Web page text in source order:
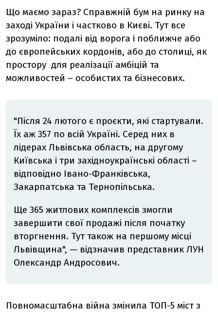
Що маємо зараз? Справжній бум на ринку на
заході України і частково в Києві. Тут все
зрозуміло: подалі від ворога і поближче або
до європейських кордонів, або до столиці, як
простору для реалізації амбіцій та
можливостей – особистих та бізнесових.
"Після 24 лютого є проєкти, які стартували.
Їх аж 357 по всій Україні. Серед них в
лідерах Львівська область, на другому
Київська і три західноукраїнські області –
відповідно Івано-Франківська,
Закарпатська та Тернопільська.
Ще 365 житлових комплексів змогли
завершити свої продажі після початку
вторгнення. Тут також на першому місці
Львівщина", — відзначив представник ЛУН
Олександр Андросович.
Повномасштабна війна змінила ТОП-5 міст з